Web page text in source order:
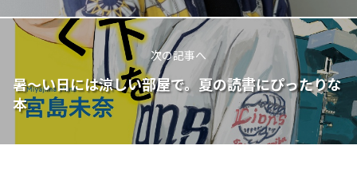
次の記事へ
暑～い日には涼しい部屋で。夏の読書にぴったりな
本